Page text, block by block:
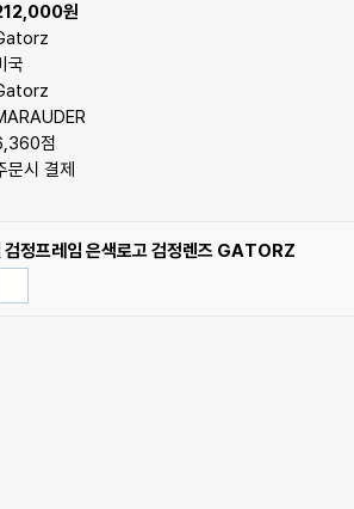
원
국
점
문시 결제
검정프레임 은색로고 검정렌즈 GATORZ